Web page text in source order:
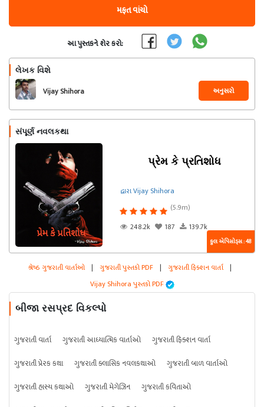
મફત વાંચો
આ પુસ્તકને શેર કરો:
લેખક વિશે
Vijay Shihora અનુસરો
સંપૂર્ણ નવલકથા
પ્રેમ કે પ્રતિશોધ
દ્વારા Vijay Shihora
(5.9m)
248.2k
187 139.7k
કુલ એપિસોડ્સ : 48
શ્રેષ્ઠ ગુજરાતી વાર્તાઓ | ગુજરાતી પુસ્તકો PDF | ગુજરાતી ફિક્શન વાર્તા |
Vijay Shihora પુસ્તકો PDF
બીજા રસપ્રદ વિકલ્પો
ગુજરાતી વાર્તા ગુજરાતી આધ્યાત્મિક વાર્તાઓ
ગુજરાતી ફિક્શન વાર્તા
ગુજરાતી પ્રેરક કથા
ગુજરાતી ક્લાસિક નવલકથાઓ
ગુજરાતી બાળ વાર્તાઓ
ગુજરાતી હાસ્ય કથાઓ
ગુજરાતી મેગેઝિન
ગુજરાતી કવિતાઓ